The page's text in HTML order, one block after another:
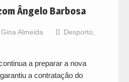
Ângelo Barbosa
Gina Almeida Desporto
a preparar a nova
a contratação do